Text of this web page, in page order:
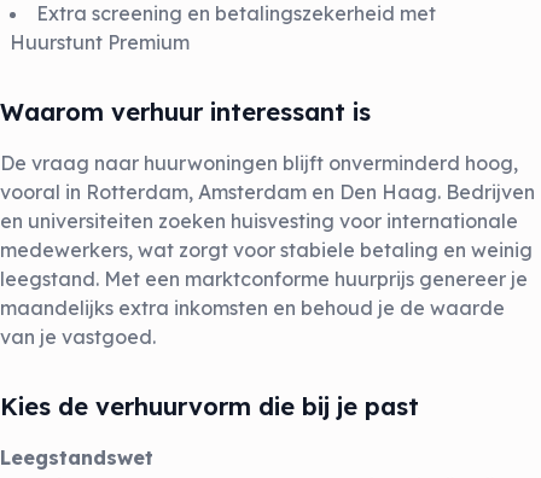
Extra screening en betalingszekerheid met
Huurstunt Premium
Waarom verhuur interessant is
De vraag naar huurwoningen blijft onverminderd hoog,
vooral in Rotterdam, Amsterdam en Den Haag. Bedrijven
en universiteiten zoeken huisvesting voor internationale
medewerkers, wat zorgt voor stabiele betaling en weinig
leegstand. Met een marktconforme huurprijs genereer je
maandelijks extra inkomsten en behoud je de waarde
van je vastgoed.
Kies de verhuurvorm die bij je past
Leegstandswet